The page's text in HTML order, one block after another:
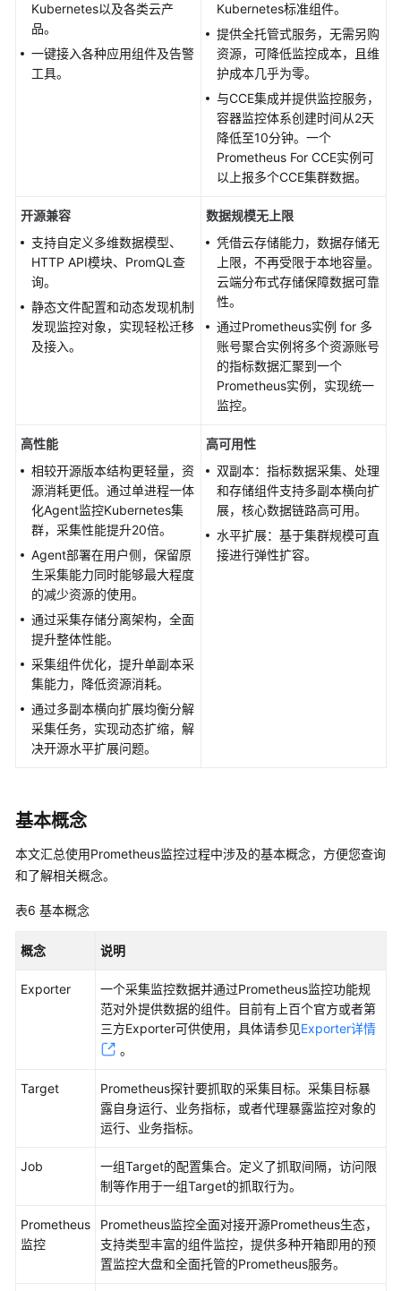
地
实
的
Prometheus
数
据
配
置
Remote
自
建
Prometheus
数
上
报
到
AOM
通
过
Grafana
查
看
数
查
Prometheus
Kubernetes以及各类云产
品。
一键接入各种应用组件及告警
工具。
Kubernetes标准组件。
提供全托管式服务，无需另购
资源，可降低监控成本，且维
护成本几乎为零。
与CCE集成并提供监控服务，
容器监控体系创建时间从2天
降低至10分钟。一个
Prometheus For CCE实例可
以上报多个CCE集群数据。
开源兼容
支持自定义多维数据模型、
HTTP API模块、PromQL查
询。
静态文件配置和动态发现机制
发现监控对象，实现轻松迁移
及接入。
数据规模无上限
凭借云存储能力，数据存储无
上限，不再受限于本地容量。
云端分布式存储保障数据可靠
性。
通过Prometheus实例 for 多
账号聚合实例将多个资源账号
的指标数据汇聚到一个
Prometheus实例，实现统一
监控。
高性能
相较开源版本结构更轻量，资
源消耗更低。通过单进程一体
化Agent监控Kubernetes集
群，采集性能提升20倍。
Agent部署在用户侧，保留原
生采集能力同时能够最大程度
的减少资源的使用。
通过采集存储分离架构，全面
提升整体性能。
采集组件优化，提升单副本采
集能力，降低资源消耗。
通过多副本横向扩展均衡分解
采集任务，实现动态扩缩，解
决开源水平扩展问题。
高可用性
双副本：指标数据采集、处理
和存储组件支持多副本横向扩
展，核心数据链路高可用。
水平扩展：基于集群规模可直
接进行弹性扩容。
基本概念
本文汇总使用Prometheus监控过程中涉及的基本概念，方便您查询
和了解相关概念。
表6 基本概念
概念 说明
Exporter
一个采集监控数据并通过Prometheus监控功能规
范对外提供数据的组件。目前有上百个官方或者第
三方Exporter可供使用，具体请参见Exporter详情
。
Target
Prometheus探针要抓取的采集目标。采集目标暴
露自身运行、业务指标，或者代理暴露监控对象的
运行、业务指标。
Job
一组Target的配置集合。定义了抓取间隔，访问限
制等作用于一组Target的抓取行为。
Prometheus
监控
Prometheus监控全面对接开源Prometheus生态，
支持类型丰富的组件监控，提供多种开箱即用的预
置监控大盘和全面托管的Prometheus服务。